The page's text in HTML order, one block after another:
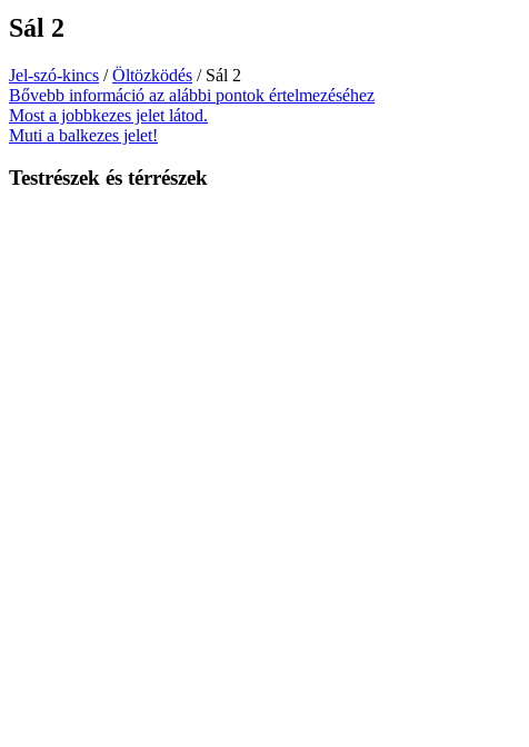
Sál 2
Jel-szó-kincs /Öltözködés / Sál 2
Bővebb információ az alábbi pontok értelmezéséhez
Most a jobbkezes jelet látod.
Muti a balkezes jelet!
Testrészek és térrészek